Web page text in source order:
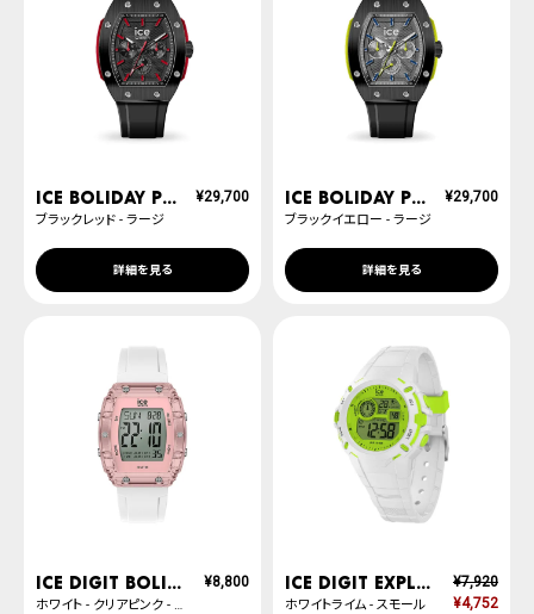
ICE boliday Prestige
ブラックレッド - ラージ
¥29,700
詳細を見る
ICE boliday Prestige
ブラックイエロー - ラージ
¥29,700
詳細を見る
ICE digit boliday
ホワイト - クリアピンク - シルバー - スモール
¥8,800 ICE digit explorer
ホワイトライム - スモール
¥7,920
¥4,752